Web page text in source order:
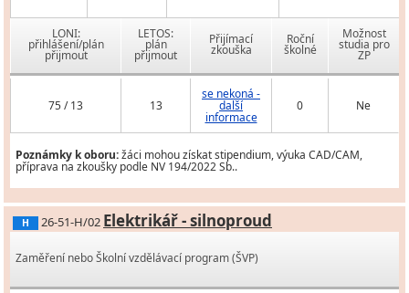
LONI:
přihlášení/plán
přijmout
LETOS:
plán
přijmout
Přijímací
zkouška
Roční
školné
Možnost
studia pro
ZP
75 / 13 13
se nekoná -
další
informace
0 Ne
Poznámky k oboru:žáci mohou získat stipendium, výuka CAD/CAM,
příprava na zkoušky podle NV 194/2022 Sb..
H 26-51-H/02 Elektrikář - silnoproud
Zaměření nebo Školní vzdělávací program (ŠVP)